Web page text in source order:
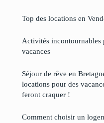
Top des locations en
Activités incontournables
vacances
Séjour de rêve en
locations pour des
feront craquer !
Comment choisir un